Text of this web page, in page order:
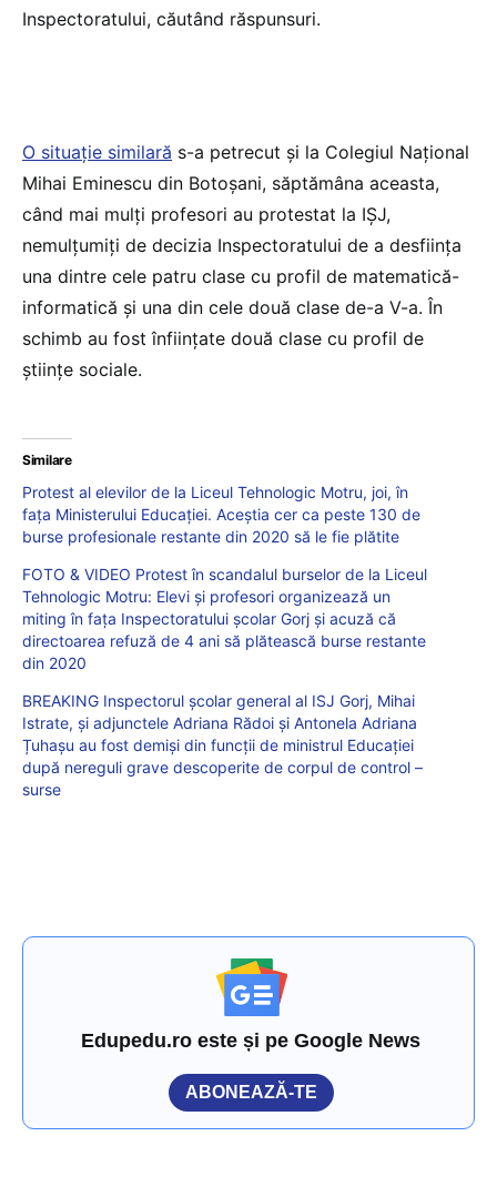
Inspectoratului, căutând răspunsuri.
O situație similară s-a petrecut și la Colegiul Național
Mihai Eminescu din Botoșani, săptămâna aceasta,
când mai mulți profesori au protestat la IȘJ,
nemulţumiţi de decizia Inspectoratului de a desfiinţa
una dintre cele patru clase cu profil de matematică-
informatică şi una din cele două clase de-a V-a. În
schimb au fost înfiinţate două clase cu profil de
ştiinţe sociale.
Similare
Protest al elevilor de la Liceul Tehnologic Motru, joi, în
fața Ministerului Educației. Aceștia cer ca peste 130 de
burse profesionale restante din 2020 să le fie plătite
FOTO & VIDEO Protest în scandalul burselor de la Liceul
Tehnologic Motru: Elevi și profesori organizează un
miting în fața Inspectoratului școlar Gorj și acuză că
directoarea refuză de 4 ani să plătească burse restante
din 2020
BREAKING Inspectorul școlar general al ISJ Gorj, Mihai
Istrate, și adjunctele Adriana Rădoi și Antonela Adriana
Țuhașu au fost demiși din funcții de ministrul Educației
după nereguli grave descoperite de corpul de control –
surse
Edupedu.ro este și pe Google News
ABONEAZĂ-TE